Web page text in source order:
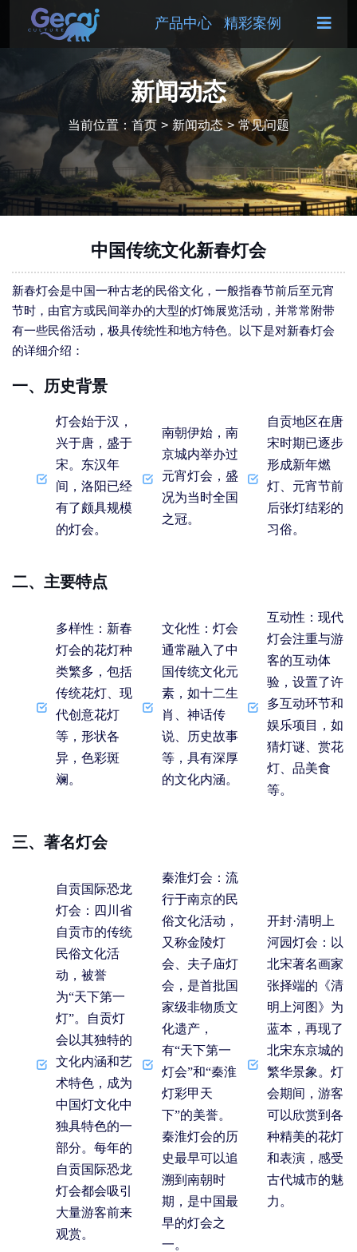
产品中心 精彩案例
新闻动态
当前位置： 首页 > 新闻动态 > 常见问题
中国传统文化新春灯会
新春灯会是中国一种古老的民俗文化，一般指春节前后至元宵
节时，由官方或民间举办的大型的灯饰展览活动，并常常附带
有一些民俗活动，极具传统性和地方特色。以下是对新春灯会
的详细介绍：
一、历史背景
灯会始于汉，
兴于唐，盛于
宋。东汉年
间，洛阳已经
有了颇具规模
的灯会。
南朝伊始，南
京城内举办过
元宵灯会，盛
况为当时全国
之冠。
自贡地区在唐
宋时期已逐步
形成新年燃
灯、元宵节前
后张灯结彩的
习俗。
二、主要特点
多样性 ：新春
灯会的花灯种
类繁多，包括
传统花灯、现
代创意花灯
等，形状各
异，色彩斑
斓。
文化性 ：灯会
通常融入了中
国传统文化元
素，如十二生
肖、神话传
说、历史故事
等，具有深厚
的文化内涵。
互动性 ：现代
灯会注重与游
客的互动体
验，设置了许
多互动环节和
娱乐项目，如
猜灯谜、赏花
灯、品美食
等。
三、著名灯会
自贡国际恐龙
灯会 ：四川省
自贡市的传统
民俗文化活
动，被誉
为“天下第一
灯”。自贡灯
会以其独特的
文化内涵和艺
术特色，成为
中国灯文化中
独具特色的一
部分。每年的
自贡国际恐龙
灯会都会吸引
大量游客前来
观赏。
秦淮灯会 ：流
行于南京的民
俗文化活动，
又称金陵灯
会、夫子庙灯
会，是首批国
家级非物质文
化遗产，
有“天下第一
灯会”和“秦淮
灯彩甲天
下”的美誉。
秦淮灯会的历
史最早可以追
溯到南朝时
期，是中国最
早的灯会之
一。
开封·清明上
河园灯会 ：以
北宋著名画家
张择端的《清
明上河图》为
蓝本，再现了
北宋东京城的
繁华景象。灯
会期间，游客
可以欣赏到各
种精美的花灯
和表演，感受
古代城市的魅
力。